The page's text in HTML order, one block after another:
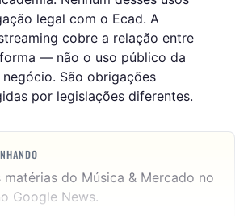
legal com o Ecad. A
cobre a relação entre
— não o uso público da
negócio. São obrigações
por legislações diferentes.
matérias do Música & Mercado no
Google News.